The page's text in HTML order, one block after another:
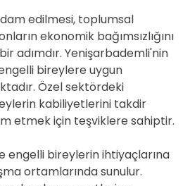
edilmesi, toplumsal
ekonomik bağımsızlığını
adımdır. Yenişarbademli'nin
bireylere uygun
Özel sektördeki
kabiliyetlerini takdir
etmek için teşviklere sahiptir.
engelli bireylerin ihtiyaçlarına
ortamlarında sunulur.